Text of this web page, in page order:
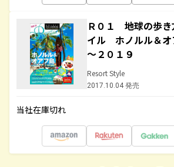
Ｒ０１ 地球の歩
イル ホノルル＆
～２０１９
Resort Style
2017.10.04 発売
当社在庫切れ